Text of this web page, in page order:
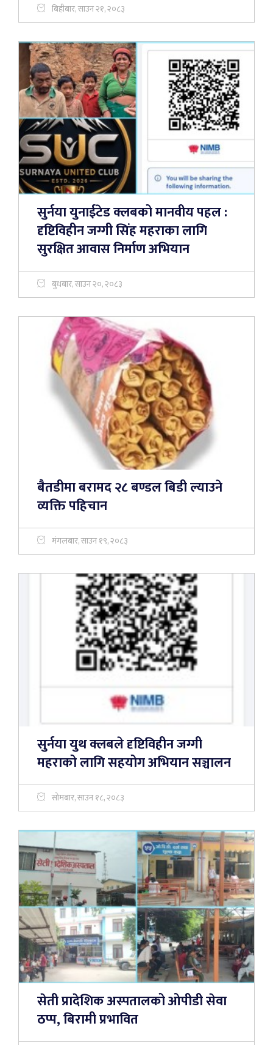
बिहीबार, साउन २१, २०८३
सुर्नया युनाईटेड क्लबको मानवीय पहल :
दृष्टिविहीन जग्गी सिंह महराका लागि
सुरक्षित आवास निर्माण अभियान
बुधबार, साउन २०, २०८३
बैतडीमा बरामद २८ बण्डल बिडी ल्याउने
व्यक्ति पहिचान
मंगलबार, साउन १९, २०८३
सुर्नया युथ क्लबले दृष्टिविहीन जग्गी
महराको लागि सहयोग अभियान सञ्चालन
सोमबार, साउन १८, २०८३
सेती प्रादेशिक अस्पतालको ओपीडी सेवा
ठप्प, बिरामी प्रभावित